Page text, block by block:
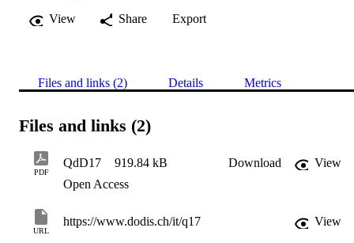
View
Share Export
Files and links (2) Details Metrics
Files and links (2)
PDF
QdD17 919.84 kB Download
View
Open Access
URL
https://www.dodis.ch/it/q17 View